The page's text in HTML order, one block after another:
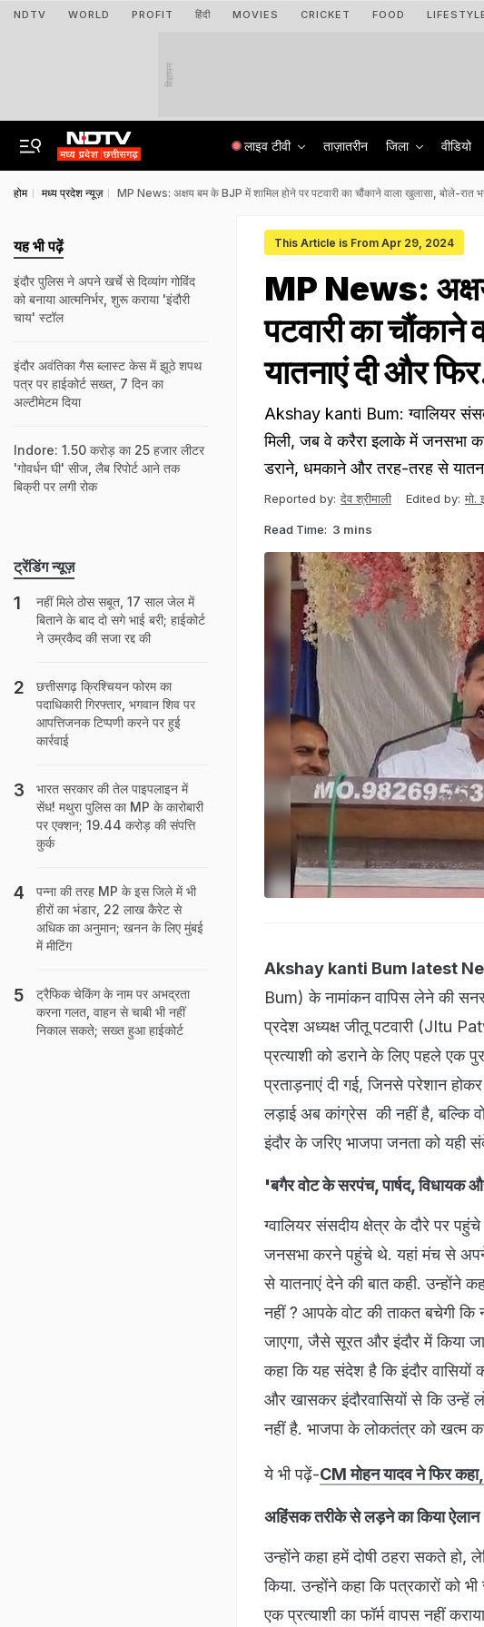
NDTV WORLD PROFIT हिंदी MOVIES CRICKET FOOD
विज्ञापन
लाइव टीवी ताज़ातरीन जिला वीडियो
होम मध्य प्रदेश न्यूज़ MP News: अक्षय बम के BJP में शामिल होने पर पटवारी का चौंकाने वाला खुलासा, बोले-रात
This Article is From Apr 29, 2024
MP News:
पटवारी का चौंकाने
यातनाएं दी और
Akshay kanti Bum: ग्वालियर
मिली, जब वे करैरा इलाके में जनसभा
डराने, धमकाने और तरह-तरह से
Reported by: देव श्रीमाली Edited by: मो.
Read Time: 3 mins
Akshay kanti Bum latest
Bum) के नामांकन वापिस लेने की
प्रदेश अध्यक्ष जीतू पटवारी (JItu
प्रत्याशी को डराने के लिए पहले एक
प्रताड़नाएं दी गई, जिनसे परेशान
लड़ाई अब कांग्रेस की नहीं है, बल्कि
इंदौर के जरिए भाजपा जनता को यही
'बगैर वोट के सरपंच, पार्षद, विधायक
ग्वालियर संसदीय क्षेत्र के दौरे पर
जनसभा करने पहुंचे थे. यहां मंच से अपने
से यातनाएं देने की बात कही. उन्होंने
नहीं ? आपके वोट की ताकत बचेगी कि
जाएगा, जैसे सूरत और इंदौर में किया
कहा कि यह संदेश है कि इंदौर
और खासकर इंदौरवासियों से कि उन्हें
नहीं है. भाजपा के लोकतंत्र को खत्म
ये भी पढ़ें-CM मोहन यादव ने फिर
अहिंसक तरीके से लड़ने का किया ऐलान
उन्होंने कहा हमें दोषी ठहरा सकते हो,
किया. उन्होंने कहा कि पत्रकारों को
एक प्रत्याशी का फॉर्म वापस नहीं
यह भी पढ़ें
इंदौर पुलिस ने अपने खर्चे से दिव्यांग गोविंद
को बनाया आत्मनिर्भर, शुरू कराया 'इंदौरी
चाय' स्टॉल
इंदौर अवंतिका गैस ब्लास्ट केस में झूठे शपथ
पत्र पर हाईकोर्ट सख्त, 7 दिन का
अल्टीमेटम दिया
Indore: 1.50 करोड़ का 25 हजार लीटर
'गोवर्धन घी' सीज, लैब रिपोर्ट आने तक
बिक्री पर लगी रोक
ट्रेंडिंग न्यूज़
नहीं मिले ठोस सबूत, 17 साल जेल में
बिताने के बाद दो सगे भाई बरी; हाईकोर्ट
ने उम्रकैद की सजा रद्द की
छत्तीसगढ़ क्रिश्चियन फोरम का
पदाधिकारी गिरफ्तार, भगवान शिव पर
आपत्तिजनक टिप्पणी करने पर हुई
कार्रवाई
भारत सरकार की तेल पाइपलाइन में
सेंध! मथुरा पुलिस का MP के कारोबारी
पर एक्शन; 19.44 करोड़ की संपत्ति
कुर्क
पन्ना की तरह MP के इस जिले में भी
हीरों का भंडार, 22 लाख कैरेट से
अधिक का अनुमान; खनन के लिए मुंबई
में मीटिंग
ट्रैफिक चेकिंग के नाम पर अभद्रता
करना गलत, वाहन से चाबी भी नहीं
निकाल सकते; सख्त हुआ हाईकोर्ट